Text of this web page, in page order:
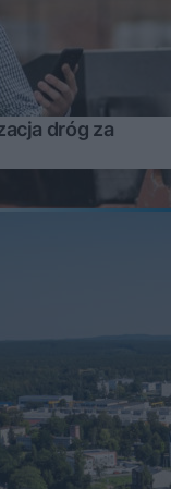
dróg za